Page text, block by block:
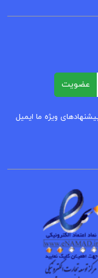
عضویت
ویژه ما ایمیل